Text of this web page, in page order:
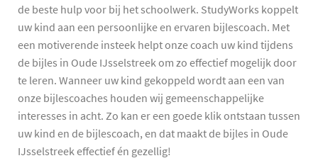
de beste hulp voor bij het schoolwerk. StudyWorks koppelt
uw kind aan een persoonlijke en ervaren bijlescoach. Met
een motiverende insteek helpt onze coach uw kind tijdens
de bijles in Oude IJsselstreek om zo effectief mogelijk door
te leren. Wanneer uw kind gekoppeld wordt aan een van
onze bijlescoaches houden wij gemeenschappelijke
interesses in acht. Zo kan er een goede klik ontstaan tussen
uw kind en de bijlescoach, en dat maakt de bijles in Oude
IJsselstreek effectief én gezellig!